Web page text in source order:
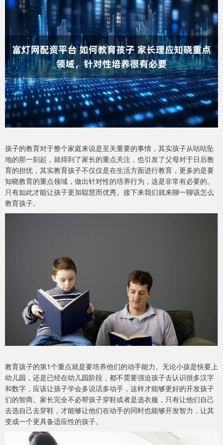
孩子的教育对于整个家庭来说是至关重要的事情，其实孩子从咕咕坠
地的那一刻起，就得到了家长的重点关注，也引发了父母对于日后教
育的担忧，其实教育孩子不仅仅是在生活方面进行教育，更多的是要
知晓教育的重点领域，做出针对性的培养行为，这是非常有必要的。
只有如此才能让孩子更加聪慧而优秀。接下来我们就来聊一聊该怎么
教育孩子。
教育孩子的第1个重点就是要培养他们的动手能力。无论小孩是快要上
幼儿园，还是已经在幼儿园阶段，都不需要强迫孩子去认识很多汉字
和数字，应该让孩子学会多说话多动手，这样才能够更好的开发孩子
们的智商。家长完全不必帮孩子穿鞋或者是选衣服，只有让他们自己
去选自己去穿鞋，才能够让他们在动手的同时也能够开发智力，让其
变成一个更具备适应性的孩子。